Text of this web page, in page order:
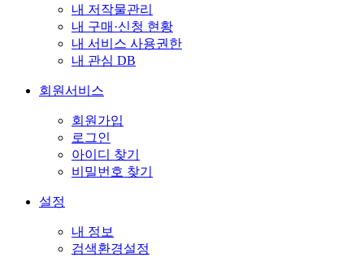
내 저작물관리
내 구매·신청 현황
내 서비스 사용권한
내 관심 DB
회원서비스
회원가입
로그인
아이디 찾기
비밀번호 찾기
설정
내 정보
검색환경설정